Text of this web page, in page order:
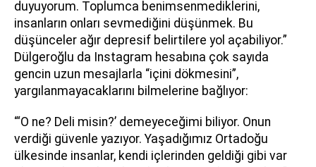
duyuyorum. Toplumca benimsenmediklerini,
insanların onları sevmediğini düşünmek. Bu
düşünceler ağır depresif belirtilere yol açabiliyor.”
Dülgeroğlu da Instagram hesabına çok sayıda
gencin uzun mesajlarla “içini dökmesini”,
yargılanmayacaklarını bilmelerine bağlıyor:
“‘O ne? Deli misin?’ demeyeceğimi biliyor. Onun
verdiği güvenle yazıyor. Yaşadığımız Ortadoğu
ülkesinde insanlar, kendi içlerinden geldiği gibi var